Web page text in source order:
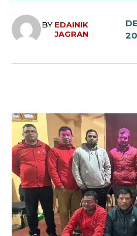
BY EDAINIK
JAGRAN